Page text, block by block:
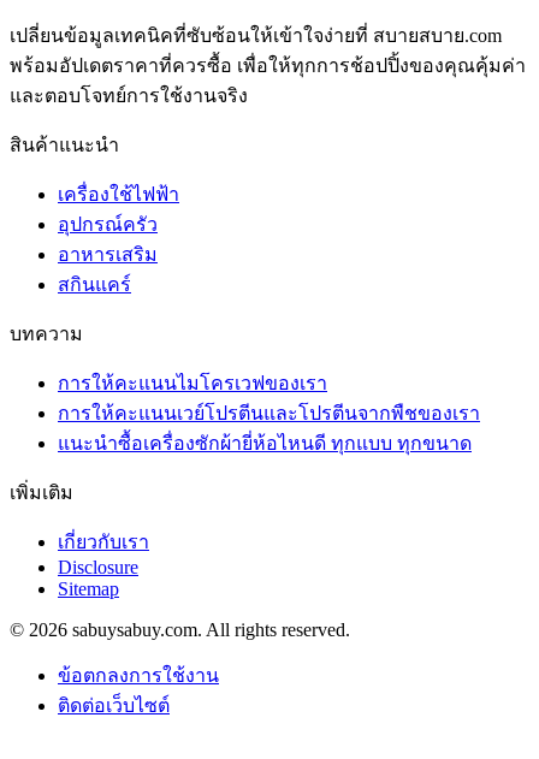
เปลี่ยนข้อมูลเทคนิคที่ซับซ้อนให้เข้าใจง่ายที่ สบายสบาย.com
พร้อมอัปเดตราคาที่ควรซื้อ เพื่อให้ทุกการช้อปปิ้งของคุณคุ้มค่า
และตอบโจทย์การใช้งานจริง
สินค้าแนะนำ
เครื่องใช้ไฟฟ้า
อุปกรณ์ครัว
อาหารเสริม
สกินแคร์
บทความ
การให้คะแนนไมโครเวฟของเรา
การให้คะแนนเวย์โปรตีนและโปรตีนจากพืชของเรา
แนะนำซื้อเครื่องซักผ้ายี่ห้อไหนดี ทุกแบบ ทุกขนาด
เพิ่มเติม
เกี่ยวกับเรา
Disclosure
Sitemap
© 2026 sabuysabuy.com. All rights reserved.
ข้อตกลงการใช้งาน
ติดต่อเว็บไซต์